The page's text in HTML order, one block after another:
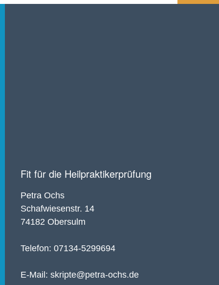
Fit für die Heilpraktikerprüfung
Petra Ochs
Schafwiesenstr. 14
74182 Obersulm
Telefon: 07134-5299694
E-Mail: skripte@petra-ochs.de